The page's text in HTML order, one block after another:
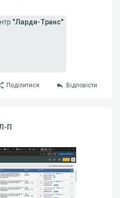
"Ларди-Транс"
Поділитися Відповісти
П